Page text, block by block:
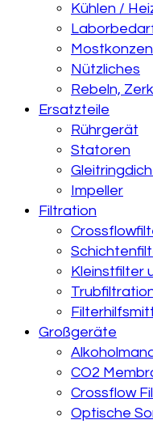
Kühlen /
Nützliches
Rebeln,
Ersatzteile
Rührgerät
Statoren
Impeller
Filtration
Kleinstfilter
Großgeräte
CO2
Crossflow
Optische